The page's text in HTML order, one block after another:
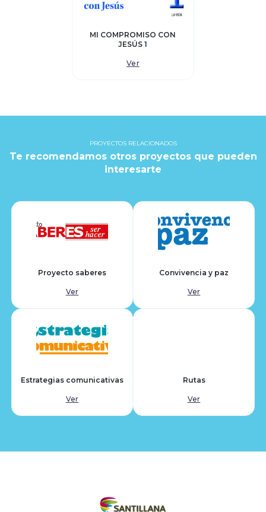
MI COMPROMISO CON
JESÚS 1
Ver
PROYECTOS RELACIONADOS
Te recomendamos otros proyectos que pueden
interesarte
Proyecto saberes
Ver
Convivencia y paz
Ver
Estrategias comunicativas
Ver
Rutas
Ver